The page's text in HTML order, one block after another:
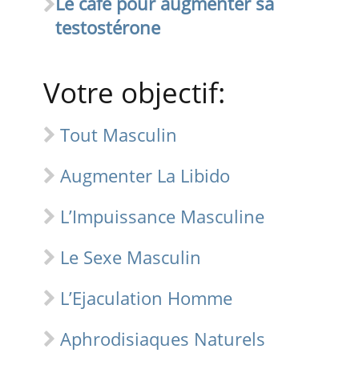
testostérone
Votre objectif:
Tout Masculin
Augmenter La Libido
L’Impuissance Masculine
Le Sexe Masculin
L’Ejaculation Homme
Aphrodisiaques Naturels